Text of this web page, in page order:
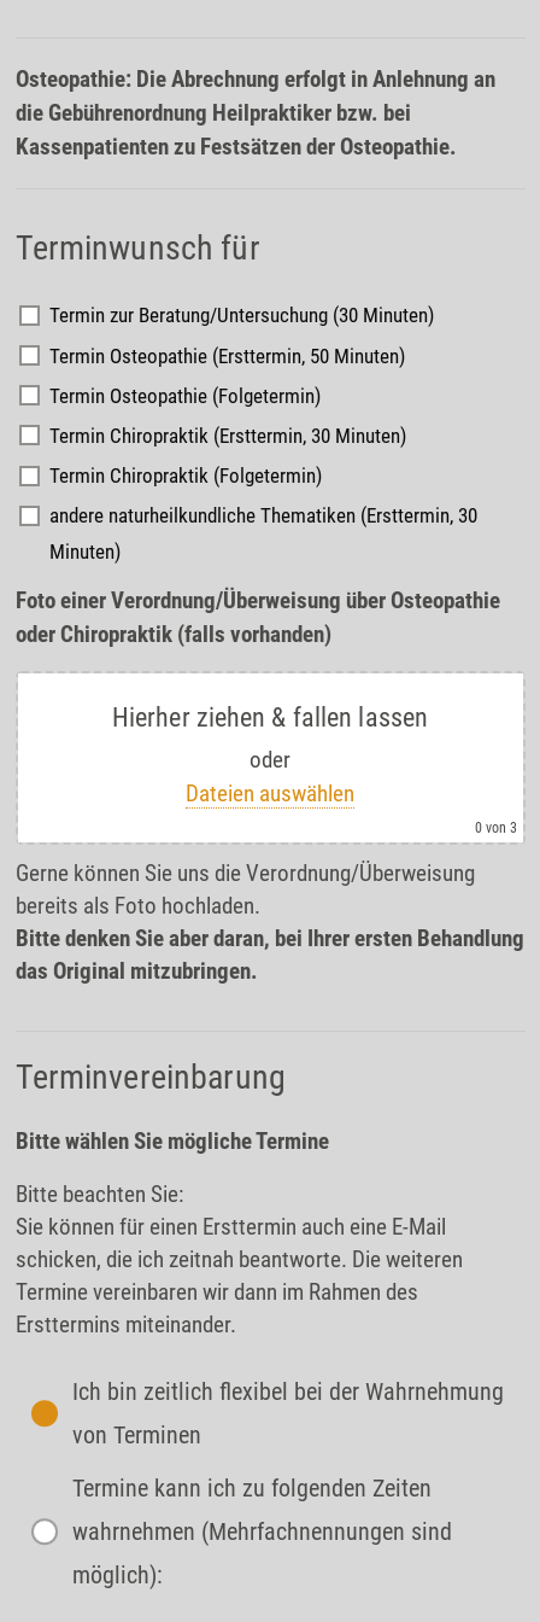
Osteopathie: Die Abrechnung erfolgt in Anlehnung an
die Gebührenordnung Heilpraktiker bzw. bei
Kassenpatienten zu Festsätzen der Osteopathie.
Terminwunsch für
Termin zur Beratung/Untersuchung (30 Minuten)
Termin Osteopathie (Ersttermin, 50 Minuten)
Termin Osteopathie (Folgetermin)
Termin Chiropraktik (Ersttermin, 30 Minuten)
Termin Chiropraktik (Folgetermin)
andere naturheilkundliche Thematiken (Ersttermin, 30
Minuten)
Foto einer Verordnung/Überweisung über Osteopathie
oder Chiropraktik (falls vorhanden)
Hierher ziehen & fallen lassen
oder
Dateien auswählen
0von 3
Gerne können Sie uns die Verordnung/Überweisung
bereits als Foto hochladen.
Bitte denken Sie aber daran, bei Ihrer ersten Behandlung
das Original mitzubringen.
Terminvereinbarung
Bitte wählen Sie mögliche Termine
Bitte beachten Sie:
Sie können für einen Ersttermin auch eine E-Mail
schicken, die ich zeitnah beantworte. Die weiteren
Termine vereinbaren wir dann im Rahmen des
Ersttermins miteinander.
Ich bin zeitlich flexibel bei der Wahrnehmung
von Terminen
Termine kann ich zu folgenden Zeiten
wahrnehmen (Mehrfachnennungen sind
möglich):